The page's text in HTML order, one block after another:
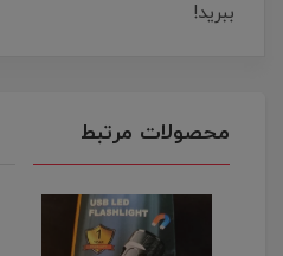
ببرید!
محصولات مرتبط